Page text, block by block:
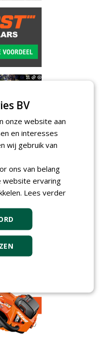
BV
onze website aan
en interesses
wij gebruik van
ons van belang
website ervaring
Lees verder